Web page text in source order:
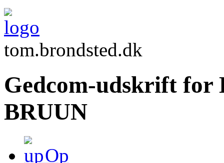
tom.brondsted.dk
Gedcom-udskrift
BRUUN
Op